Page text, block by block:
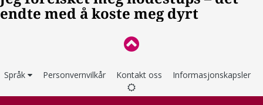
Språk Personvernvilkår Kontakt oss Informasjonskapsler